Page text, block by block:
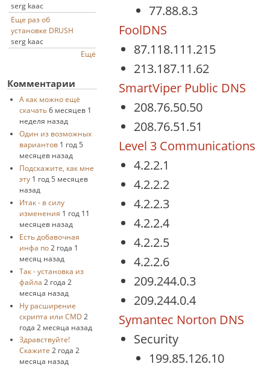
serg kaac
Еще раз об
установке DRUSH
serg kaac
Ещё
Комментарии
А как можно ещё
скачать 6 месяцев 1
неделя назад
Один из возможных
вариантов 1 год 5
месяцев назад
Подскажите, как мне
эту 1 год 5 месяцев
назад
Итак - в силу
изменения 1 год 11
месяцев назад
Есть добавочная
инфа по 2 года 1
месяц назад
Так - установка из
файла 2 года 2
месяца назад
Ну расширение
скрипта или CMD 2
года 2 месяца назад
Здравствуйте!
Скажите 2 года 2
месяца назад
77.88.8.3
FoolDNS
87.118.111.215
213.187.11.62
SmartViper Public DNS
208.76.50.50
208.76.51.51
Level 3 Communications
4.2.2.1
4.2.2.2
4.2.2.3
4.2.2.4
4.2.2.5
4.2.2.6
209.244.0.3
209.244.0.4
Symantec Norton DNS
Security
199.85.126.10